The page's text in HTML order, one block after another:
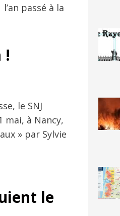
passé à la
!
le SNJ
mai, à Nancy,
» par Sylvie
le